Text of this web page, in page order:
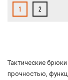
1 2
Тактические
прочностью,